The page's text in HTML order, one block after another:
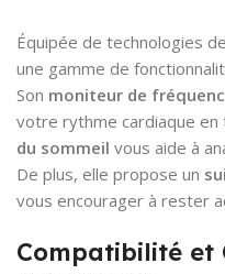
Équipée de technologies
une gamme de
Son moniteur de
votre rythme cardiaque
du sommeil vous aide à
De plus, elle propose un
vous encourager à rester
Compatibilité et